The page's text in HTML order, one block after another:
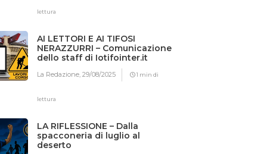
lettura
AI LETTORI E AI TIFOSI
NERAZZURRI – Comunicazione
dello staff di Iotifointer.it
La Redazione,29/08/2025 1 min di
lettura
LA RIFLESSIONE – Dalla
spacconeria di luglio al
deserto